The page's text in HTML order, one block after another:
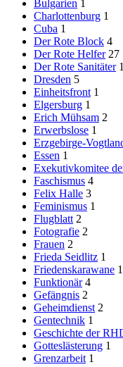
Bulgarien 1
Charlottenburg 1
Cuba 1
Der Rote Block 4
Der Rote Helfer 27
Der Rote Sanitäter 1
Dresden 5
Einheitsfront 1
Elgersburg 1
Erich Mühsam 2
Erwerbslose 1
Erzgebirge-
Essen 1
Exekutivkomitee
Faschismus 4
Felix Halle 3
Feminismus 1
Flugblatt 2
Fotografie 2
Frauen 2
Frieda Seidlitz 1
Friedenskarawane 1
Funktionär 4
Gefängnis 2
Geheimdienst 2
Gentechnik 1
Geschichte der
Gotteslästerung 1
Grenzarbeit 1